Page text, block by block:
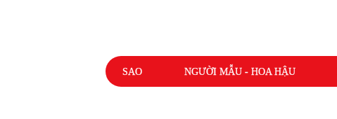
SAO NGƯỜI MẪU - HOA HẬU